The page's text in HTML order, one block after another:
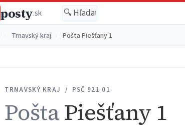
posty.sk
Trnavský kraj Pošta Piešťany 1
TRNAVSKÝ KRAJ / PSČ 921 01
PoštaPiešťany 1